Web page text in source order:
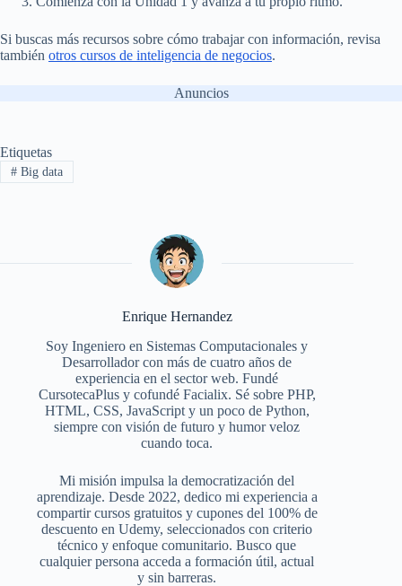
Si buscas más recursos sobre cómo trabajar con información, revisa
también otros cursos de inteligencia de negocios.
Anuncios
Etiquetas
#Big data
Enrique Hernandez
Soy Ingeniero en Sistemas Computacionales y
Desarrollador con más de cuatro años de
experiencia en el sector web. Fundé
CursotecaPlus y cofundé Facialix. Sé sobre PHP,
HTML, CSS, JavaScript y un poco de Python,
siempre con visión de futuro y humor veloz
cuando toca.
Mi misión impulsa la democratización del
aprendizaje. Desde 2022, dedico mi experiencia a
compartir cursos gratuitos y cupones del 100% de
descuento en Udemy, seleccionados con criterio
técnico y enfoque comunitario. Busco que
cualquier persona acceda a formación útil, actual
y sin barreras.